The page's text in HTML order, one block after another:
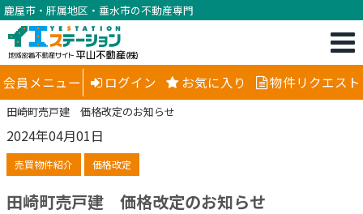
鹿屋市・肝属地区・垂水市の不動産専門
会員メニュー ログイン お気に入り 物件リクエスト
田崎町売戸建 価格改定のお知らせ
2024年04月01日
売買物件紹介 価格改定
田崎町売戸建 価格改定のお知らせ